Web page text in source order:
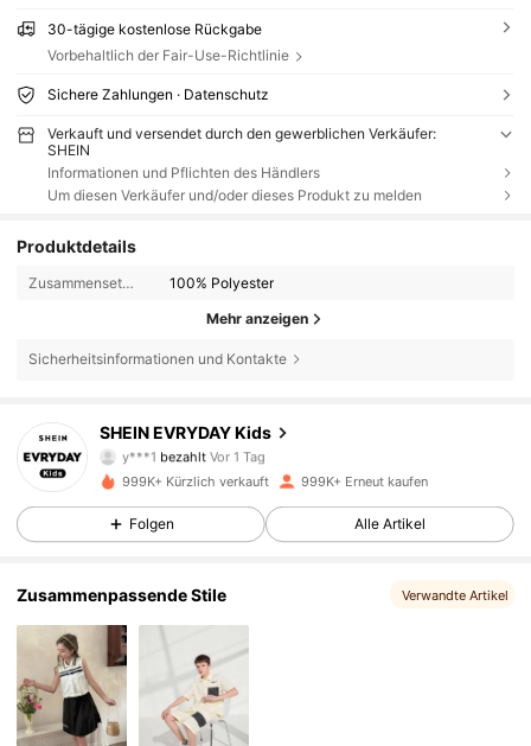
30-tägige kostenlose Rückgabe
Vorbehaltlich der Fair-Use-Richtlinie
Sichere Zahlungen · Datenschutz
Verkauft und versendet durch den gewerblichen Verkäufer:
SHEIN
Informationen und Pflichten des Händlers
Um diesen Verkäufer und/oder dieses Produkt zu melden
Produktdetails
Zusammensetzung: 100% Polyester
Mehr anzeigen
Sicherheitsinformationen und Kontakte
SHEIN EVRYDAY Kids
y***1bezahltVor 1 Tag
f***1istVor 6 Stundengefolgt
4,90 427K Follower
4,90 427K Follower
999K+ Kürzlich verkauft 999K+ Erneut kaufen
Folgen Alle Artikel
Zusammenpassende Stile Verwandte Artikel